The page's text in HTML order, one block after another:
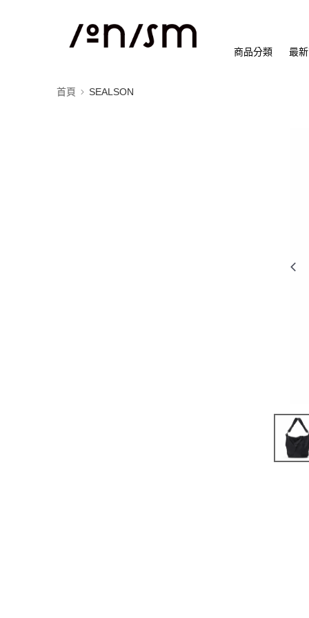
商品分類 最
首頁 SEALSON